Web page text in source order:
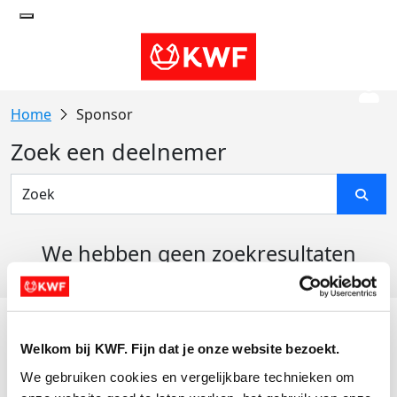
Welkom bij KWF. Fijn dat je onze website bezoekt.
We gebruiken cookies en vergelijkbare technieken om
Sponsor
Zoek een deelnemer
We hebben geen zoekresultaten
Actiematerialen
Evenementen